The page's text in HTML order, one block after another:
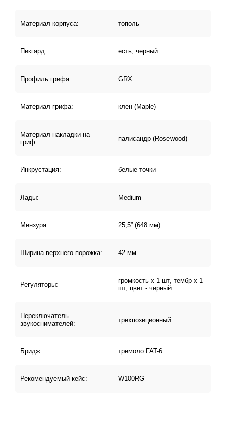
Материал корпуса: тополь
Пикгард: есть, черный
Профиль грифа: GRX
Материал грифа: клен (Maple)
Материал накладки на
гриф:
палисандр (Rosewood)
Инкрустация: белые точки
Лады: Medium
Мензура: 25,5” (648 мм)
Ширина верхнего порожка: 42 мм
Регуляторы:
громкость х 1 шт, тембр х 1
шт, цвет - черный
Переключатель
звукоснимателей:
трехпозиционный
Бридж: тремоло FAT-6
Рекомендуемый кейс: W100RG